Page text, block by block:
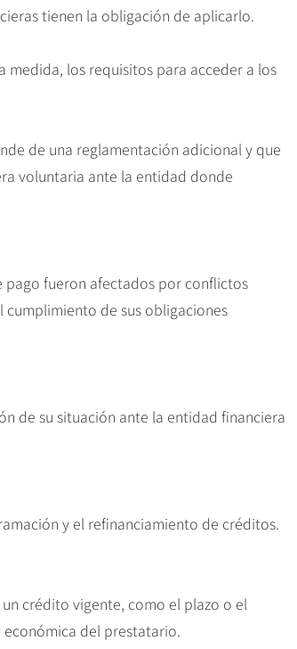
tienen la obligación de aplicarlo.
los requisitos para acceder a los
de una reglamentación adicional y que
voluntaria ante la entidad donde
pago fueron afectados por conflictos
de sus obligaciones
de su situación ante la entidad financiera
y el refinanciamiento de créditos.
crédito vigente, como el plazo o el
del prestatario.